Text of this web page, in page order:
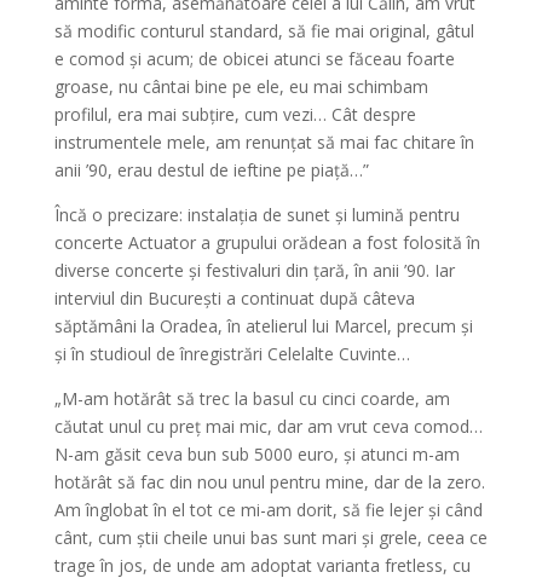
să modific conturul standard, să fie mai original, gâtul
e comod și acum; de obicei atunci se făceau foarte
groase, nu cântai bine pe ele, eu mai schimbam
profilul, era mai subțire, cum vezi… Cât despre
instrumentele mele, am renunțat să mai fac chitare în
anii ’90, erau destul de ieftine pe piață…”
Încă o precizare: instalația de sunet și lumină pentru
concerte Actuator a grupului orădean a fost folosită în
diverse concerte și festivaluri din țară, în anii ’90. Iar
interviul din București a continuat după câteva
săptămâni la Oradea, în atelierul lui Marcel, precum și
și în studioul de înregistrări Celelalte Cuvinte…
„M-am hotărât să trec la basul cu cinci coarde, am
căutat unul cu preț mai mic, dar am vrut ceva comod…
N-am găsit ceva bun sub 5000 euro, și atunci m-am
hotărât să fac din nou unul pentru mine, dar de la zero.
Am înglobat în el tot ce mi-am dorit, să fie lejer și când
cânt, cum știi cheile unui bas sunt mari și grele, ceea ce
trage în jos, de unde am adoptat varianta fretless, cu